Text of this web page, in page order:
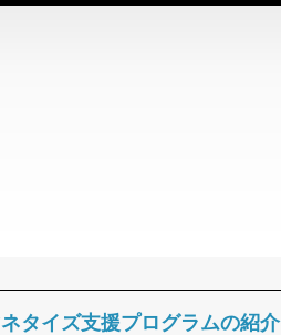
イズ支援プログラムの紹介